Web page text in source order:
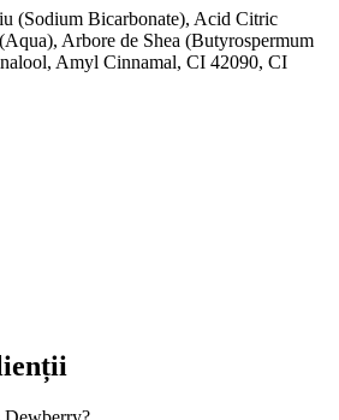
(Sodium Bicarbonate), Acid Citric
Arbore de Shea (Butyrospermum
Amyl Cinnamal, CI 42090, CI